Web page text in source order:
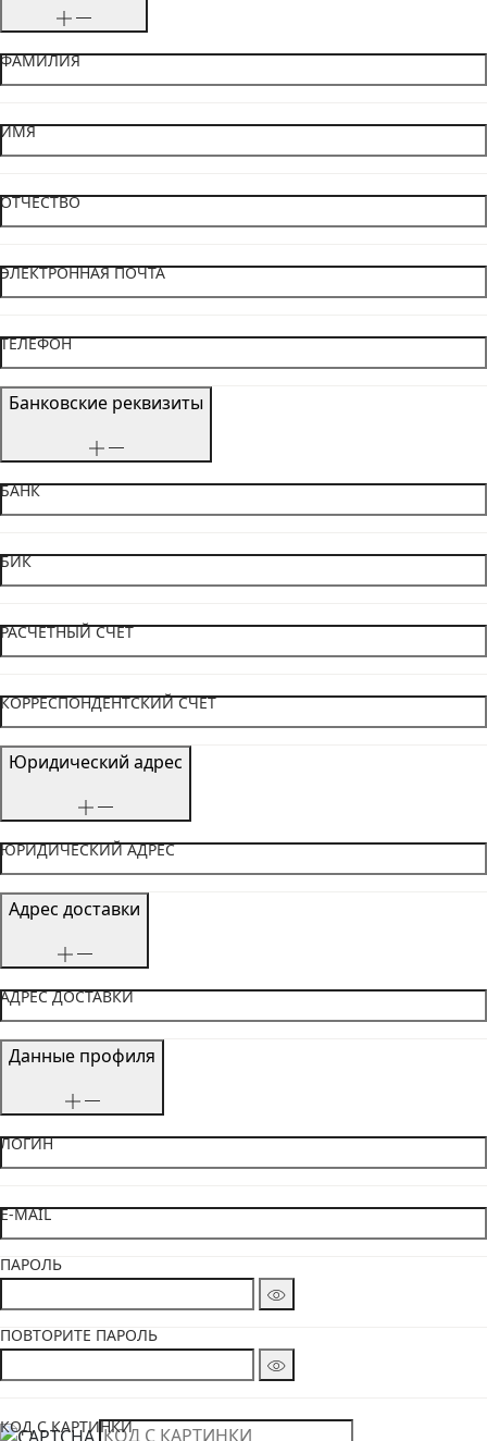
ФАМИЛИЯ
ИМЯ
ОТЧЕСТВО
ЭЛЕКТРОННАЯ ПОЧТА
ТЕЛЕФОН
Банковские реквизиты
БАНК
БИК
РАСЧЕТНЫЙ СЧЕТ
КОРРЕСПОНДЕНТСКИЙ СЧЕТ
Юридический адрес
ЮРИДИЧЕСКИЙ АДРЕС
Адрес доставки
АДРЕС ДОСТАВКИ
Данные профиля
ЛОГИН
E-MAIL
ПАРОЛЬ
ПОВТОРИТЕ ПАРОЛЬ
КОД С КАРТИНКИ